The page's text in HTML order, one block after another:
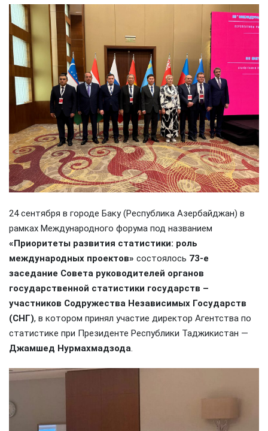
24 сентября в городе Баку (Республика Азербайджан) в
рамках Международного форума под названием
«Приоритеты развития статистики: роль
международных проектов» состоялось 73-е
заседание Совета руководителей органов
государственной статистики государств –
участников Содружества Независимых Государств
(СНГ), в котором принял участие директор Агентства по
статистике при Президенте Республики Таджикистан —
Джамшед Нурмахмадзода